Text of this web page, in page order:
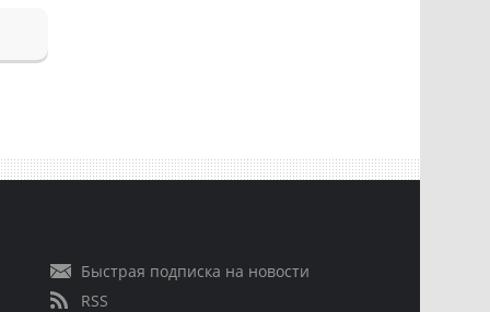
Быстрая подписка на новости
RSS